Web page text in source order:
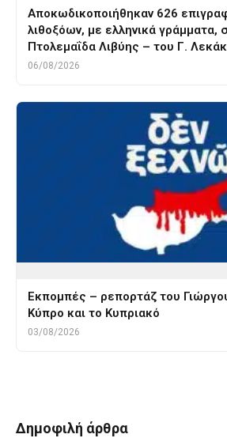
Αποκωδικοποιήθηκαν 626
λιθοξόων, με ελληνικά γράμματα,
Πτολεμαΐδα Λιβύης – του Γ.
06/08/2026
Εκπομπές – ρεπορτάζ του
Κύπρο και το Κυπριακό
03/08/2026
Δημοφιλή άρθρα